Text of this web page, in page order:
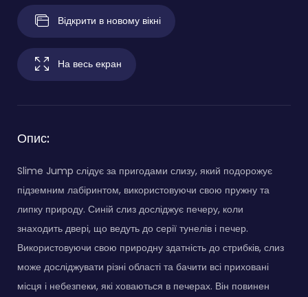
Відкрити в новому вікні
На весь екран
Опис:
Slime Jump слідує за пригодами слизу, який подорожує
підземним лабіринтом, використовуючи свою пружну та
липку природу. Синій слиз досліджує печеру, коли
знаходить двері, що ведуть до серії тунелів і печер.
Використовуючи свою природну здатність до стрибків, слиз
може досліджувати різні області та бачити всі приховані
місця і небезпеки, які ховаються в печерах. Він повинен